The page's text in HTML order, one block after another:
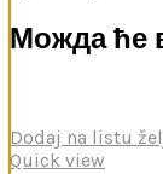
Можда ће
Dodaj na listu
Quick view